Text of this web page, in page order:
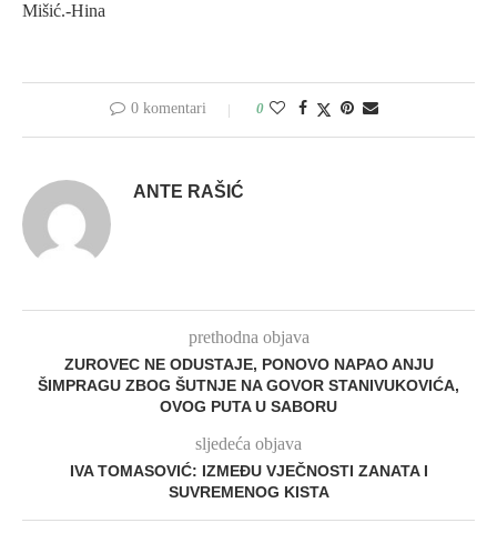
Mišić.-Hina
0 komentari 0
ANTE RAŠIĆ
prethodna objava
ZUROVEC NE ODUSTAJE, PONOVO NAPAO ANJU
ŠIMPRAGU ZBOG ŠUTNJE NA GOVOR STANIVUKOVIĆA,
OVOG PUTA U SABORU
sljedeća objava
IVA TOMASOVIĆ: IZMEĐU VJEČNOSTI ZANATA I
SUVREMENOG KISTA